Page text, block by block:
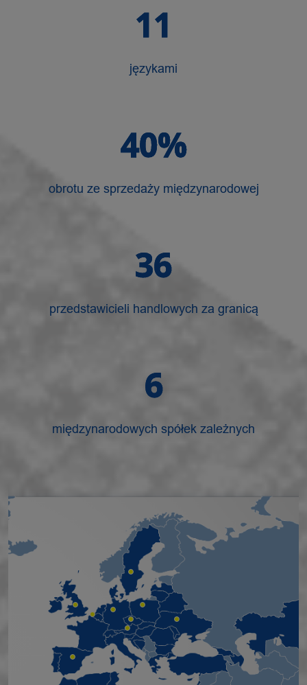
11
językami
40%
obrotu ze sprzedaży międzynarodowej
36
przedstawicieli handlowych za granicą
6
międzynarodowych spółek zależnych